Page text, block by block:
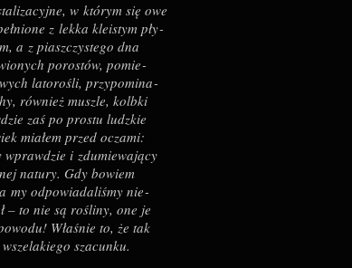
w którym się owe
z lekka kle­i­stym pły­
a z piasz­czy­stego dna
poro­stów, pomie­
lato­ro­śli, przy­po­mi­na­
rów­nież muszle, kolbki
zaś po pro­stu ludz­kie
mia­łem przed oczami:
wpraw­dzie i zdu­mie­wa­jący
natury. Gdy bowiem
my odpo­wia­da­li­śmy nie­
– to nie są rośliny, one je
Wła­śnie to, że tak
sza­cunku.